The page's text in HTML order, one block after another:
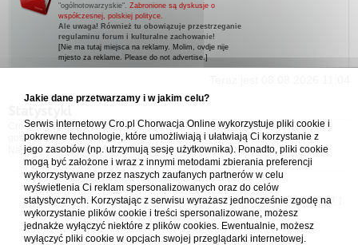
"ogólnotowarzyskie". Zabronione są dyskusje o
współczesnej, polskiej polityce.
Ale uwaga! Również tu obowiązuje przestrzeganie
regulaminu forum i kulturalne zachowanie!
[Nie ma tutaj miejsca na reklamy. Molim, ovdje nije
mjesto za reklame. Please do not advertise.]
Cro.pl przegląda141użytkowników :: 2 zidentyfikowanych, 0 ukrytych i 139
gości (dane z ostatnich 3 minut)
Najwięcej użytkowników online ( 5542) było 21.04.2026 01:12
Forum Chorwacja Online - Cro.pl
Usuń ciasteczka• Strefa czasowa: UTC + 1 (Polska - czas zimowy) [ DST
Jakie dane przetwarzamy i w jakim celu?
Serwis internetowy Cro.pl Chorwacja Online wykorzystuje pliki cookie i
pokrewne technologie, które umożliwiają i ułatwiają Ci korzystanie z
jego zasobów (np. utrzymują sesję użytkownika). Ponadto, pliki cookie
mogą być założone i wraz z innymi metodami zbierania preferencji
wykorzystywane przez naszych zaufanych partnerów w celu
wyświetlenia Ci reklam spersonalizowanych oraz do celów
statystycznych. Korzystając z serwisu wyrażasz jednocześnie zgodę na
wykorzystanie plików cookie i treści spersonalizowane, możesz
jednakże wyłączyć niektóre z plików cookies. Ewentualnie, możesz
wyłączyć pliki cookie w opcjach swojej przeglądarki internetowej.